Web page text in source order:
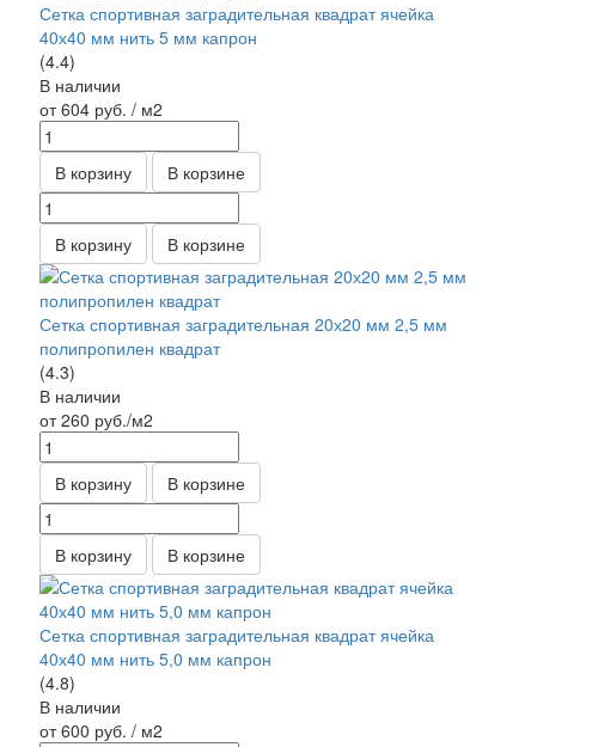
Сетка спортивная заградительная квадрат ячейка
40х40 мм нить 5 мм капрон
(4.4)
В наличии
от 604 руб. / м2
В корзину В корзине
В корзину
В корзине
Сетка спортивная заградительная 20х20 мм 2,5 мм
полипропилен квадрат
(4.3)
В наличии
от 260 руб./м2
В корзину В корзине
В корзину В корзине
Сетка спортивная заградительная квадрат ячейка
40х40 мм нить 5,0 мм капрон
(4.8)
В наличии
от 600 руб. / м2